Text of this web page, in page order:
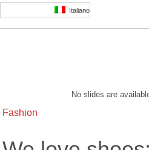
Italiano
No slides are
Fashion